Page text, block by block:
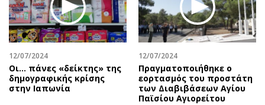
12/07/2024
Οι… πάνες «δείκτης» της
δημογραφικής κρίσης
στην Ιαπωνία
12/07/2024
Πραγματοποιήθηκε ο
εορτασμός του προστάτη
των Διαβιβάσεων Αγίου
Παϊσίου Αγιορείτου